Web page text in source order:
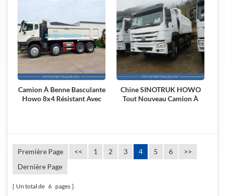
Camion À Benne Basculante
Howo 8x4 Résistant Avec
Chine SINOTRUK HOWO
Tout Nouveau Camion À
Première Page << 1 2 3 4 5 6
>>
Dernière Page
Un total de 6 pages